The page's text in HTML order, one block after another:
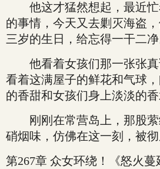
他这才猛然想起，最近忙
的事情，今天又去剿灭海盗
三岁的生日，给忘得一干二净
他看着女孩们那一张张真
看着这满屋子的鲜花和气球
的香甜和女孩们身上淡淡的香
刚刚在常营岛上，那股萦
硝烟味，仿佛在这一刻，被
第267章 众女环绕！《怒火蔓